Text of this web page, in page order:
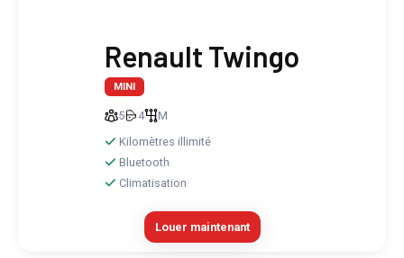
Renault Twingo
MINI
5 4
M
Kilomètres illimité
Bluetooth
Climatisation
Louer maintenant